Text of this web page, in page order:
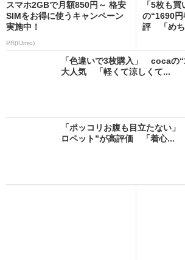
スマホ2GBで月額850円～ 格安
SIMをお得に使うキャンペーン
実施中！
PR(IIJmio)
「5枚も
の“1690
評 「めち
「色違いで3枚購入」 cocaの
大人気 「軽くて涼しくて...
「ポッコリお腹も目立たない
ロペット”が高評価 「着心...